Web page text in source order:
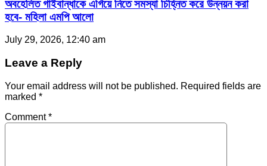
অবহেলিত গাইবান্ধাকে এগিয়ে নিতে সমস্যা চিহ্নিত করে উন্নয়ন করা
হবে- মহিলা এমপি আলো
July 29, 2026, 12:40 am
Leave a Reply
Your email address will not be published. Required fields are
marked *
Comment*